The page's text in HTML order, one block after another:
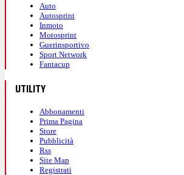
Auto
Autosprint
Inmoto
Motosprint
Guerinsportivo
Sport Network
Fantacup
UTILITY
Abbonamenti
Prima Pagina
Store
Pubblicità
Rss
Site Map
Registrati